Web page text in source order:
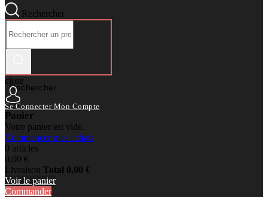
Rechercher
Rechercher
close
Se Connecter Mon Compte
Panier
Votre panier est vide.
Commencer mes achats
0 articles
0,00 €
Livraison Total 0,00 €
Voir le panier
Commander